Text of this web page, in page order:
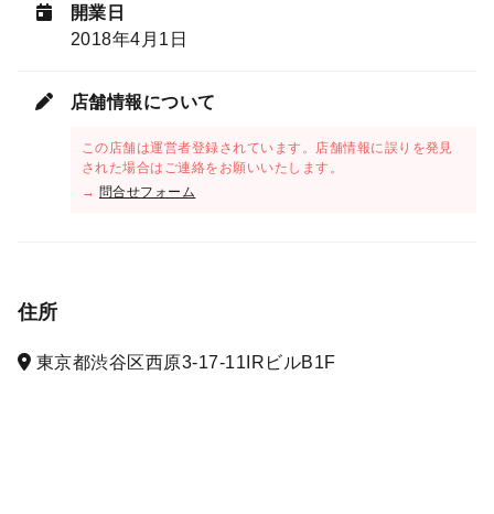
開業日
2018年4月1日
店舗情報について
この店舗は運営者登録されています。店舗情報に誤りを発見
された場合はご連絡をお願いいたします。
→ 問合せフォーム
住所
東京都渋谷区西原3-17-11IRビルB1F